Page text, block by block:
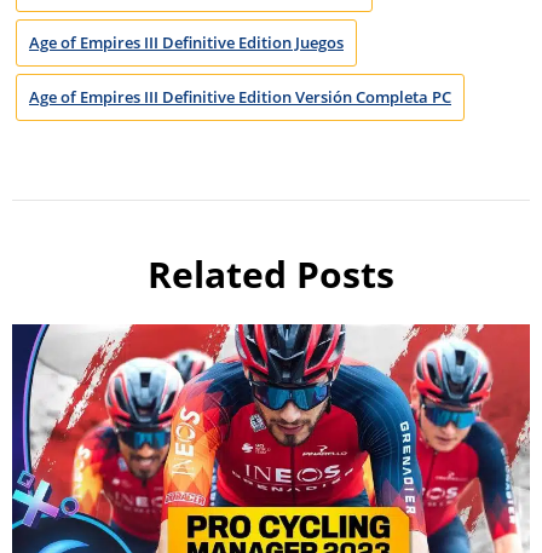
Age of Empires III Definitive Edition Juegos
Age of Empires III Definitive Edition Versión Completa PC
Related Posts